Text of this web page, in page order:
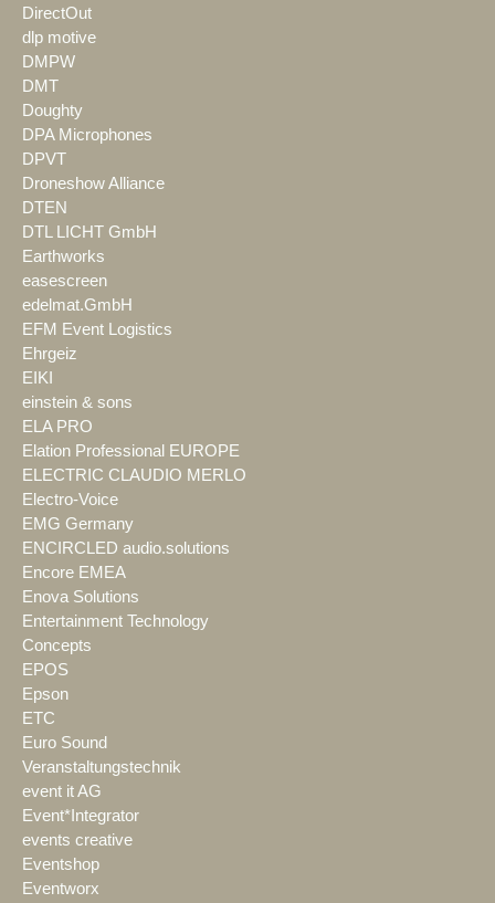
DirectOut
dlp motive
DMPW
DMT
Doughty
DPA Microphones
DPVT
Droneshow Alliance
DTEN
DTL LICHT GmbH
Earthworks
easescreen
edelmat.GmbH
EFM Event Logistics
Ehrgeiz
EIKI
einstein & sons
ELA PRO
Elation Professional EUROPE
ELECTRIC CLAUDIO MERLO
Electro-Voice
EMG Germany
ENCIRCLED audio.solutions
Encore EMEA
Enova Solutions
Entertainment Technology
Concepts
EPOS
Epson
ETC
Euro Sound
Veranstaltungstechnik
event it AG
Event*Integrator
events creative
Eventshop
Eventworx